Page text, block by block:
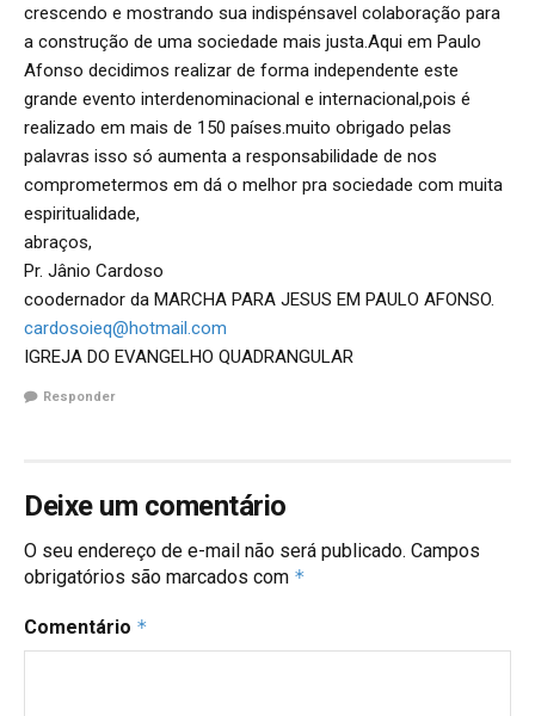
crescendo e mostrando sua indispénsavel colaboração para
a construção de uma sociedade mais justa.Aqui em Paulo
Afonso decidimos realizar de forma independente este
grande evento interdenominacional e internacional,pois é
realizado em mais de 150 países.muito obrigado pelas
palavras isso só aumenta a responsabilidade de nos
comprometermos em dá o melhor pra sociedade com muita
espiritualidade,
abraços,
Pr. Jânio Cardoso
coodernador da MARCHA PARA JESUS EM PAULO AFONSO.
cardosoieq@hotmail.com
IGREJA DO EVANGELHO QUADRANGULAR
Responder
Deixe um comentário
O seu endereço de e-mail não será publicado. Campos
obrigatórios são marcados com *
Comentário *